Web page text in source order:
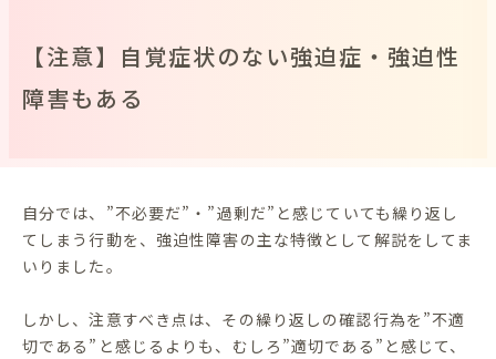
【注意】自覚症状のない強迫症・強迫性
障害もある
自分では、”不必要だ”・”過剰だ”と感じていても繰り返し
てしまう行動を、強迫性障害の主な特徴として解説をしてま
いりました。
しかし、注意すべき点は、その繰り返しの確認行為を”不適
切である”と感じるよりも、むしろ”適切である”と感じて、